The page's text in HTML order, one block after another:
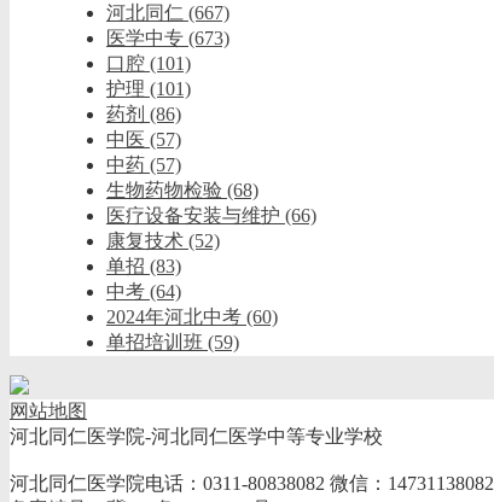
河北同仁 (667)
医学中专 (673)
口腔 (101)
护理 (101)
药剂 (86)
中医 (57)
中药 (57)
生物药物检验 (68)
医疗设备安装与维护 (66)
康复技术 (52)
单招 (83)
中考 (64)
2024年河北中考 (60)
单招培训班 (59)
网站地图
河北同仁医学院-河北同仁医学中等专业学校
河北同仁医学院电话：0311-80838082 微信：14731138082